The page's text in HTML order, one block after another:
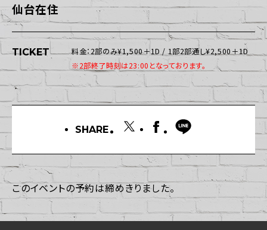
仙台在住
TICKET
料金：2部のみ¥1,500＋1D / 1部2部通し¥2,500＋1D
※2部終了時刻は23:00となっております。
SHARE
このイベントの予約は締めきりました。